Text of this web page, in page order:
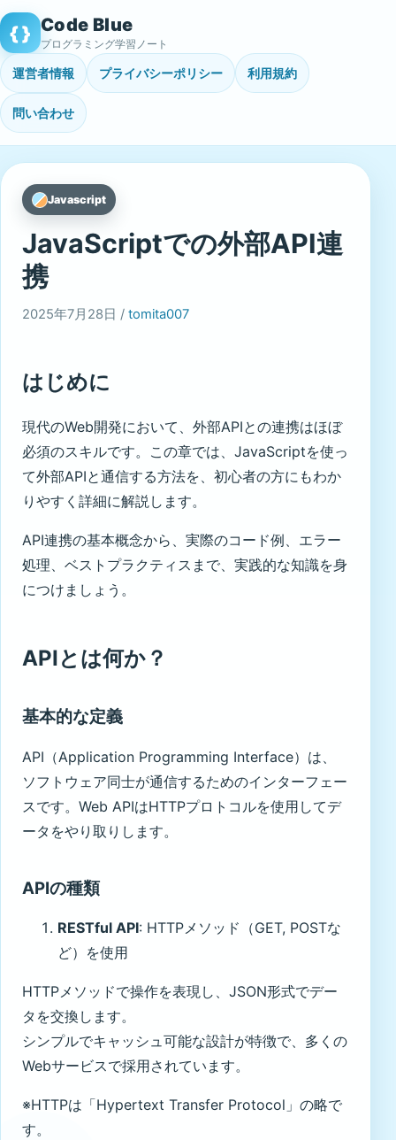
Skip
to
content
{ } Code Blue
プログラミング学習ノート
運営者情報 プライバシーポリシー 利用規約
問い合わせ
Javascript
JavaScriptでの外部API連
携
2025年7月28日 / tomita007
はじめに
現代のWeb開発において、外部APIとの連携はほぼ
必須のスキルです。この章では、JavaScriptを使っ
て外部APIと通信する方法を、初心者の方にもわか
りやすく詳細に解説します。
API連携の基本概念から、実際のコード例、エラー
処理、ベストプラクティスまで、実践的な知識を身
につけましょう。
APIとは何か？
基本的な定義
API（Application Programming Interface）は、
ソフトウェア同士が通信するためのインターフェー
スです。Web APIはHTTPプロトコルを使用してデ
ータをやり取りします。
APIの種類
RESTful API: HTTPメソッド（GET, POSTな
ど）を使用
HTTPメソッドで操作を表現し、JSON形式でデー
タを交換します。
シンプルでキャッシュ可能な設計が特徴で、多くの
Webサービスで採用されています。
※HTTPは「Hypertext Transfer Protocol」の略で
す。